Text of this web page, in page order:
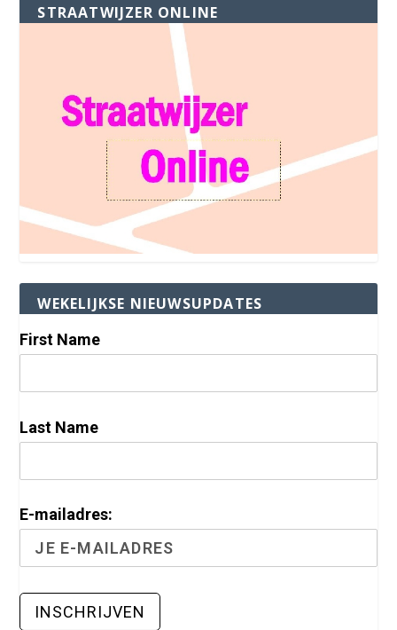
STRAATWIJZER ONLINE
WEKELIJKSE NIEUWSUPDATES
First Name
Last Name
E-mailadres: